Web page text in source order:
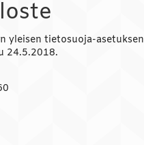
yleisen tietosuoja-asetuksen
24.5.2018.